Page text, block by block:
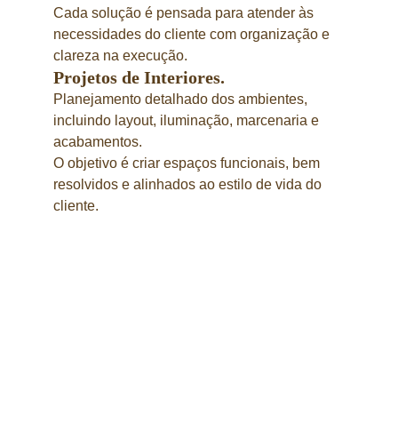
Cada solução é pensada para atender às
necessidades do cliente com organização e
clareza na execução.
Projetos de Interiores.
Planejamento detalhado dos ambientes,
incluindo layout, iluminação, marcenaria e
acabamentos.
O objetivo é criar espaços funcionais, bem
resolvidos e alinhados ao estilo de vida do
cliente.